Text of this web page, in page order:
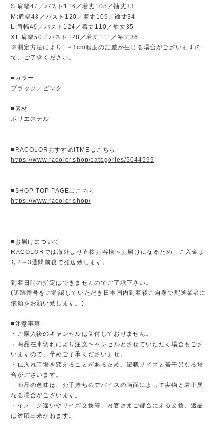
S:肩幅47／バスト116／着丈108／袖丈33
M:肩幅48／バスト120／着丈109／袖丈34
L:肩幅49／バスト124／着丈110／袖丈35
XL:肩幅50／バスト128／着丈111／袖丈36
※測定方法により1～3cm程度の誤差が生じる場合がございますの
で、ご了承ください。
■カラー
ブラック／ピンク
■素材
ポリエステル
■RACOLORおすすめITMEはこちら
https://www.racolor.shop/categories/5044599
■SHOP TOP PAGEはこちら
https://www.racolor.shop/
■お届けについて
RACOLORでは海外より直接お客様へお届けになるため、ご入金よ
り2～3週間前後で発送致します。
到着日時の指定はできませんのでご了承下さい。
(追跡番号をご確認していただき日本国内到着後ご自身で配送業者に
依頼をお願い致します。)
■注意事項
・ご購入後のキャンセルは受付しておりません。
・商品在庫切れにより注文キャンセルとさせていただく場合もござ
いますので、予めご了承くださいませ。
・仕入れ工場を変えることがあるため、記載サイズと若干異なる場
合がございます。
・商品の色味は、お手持ちのデバイスの画面によって実物と若干異
なる場合がございます。
・イメージ違いやサイズ交換等、お客さまご都合による交換、返品
は対応出来かねます。